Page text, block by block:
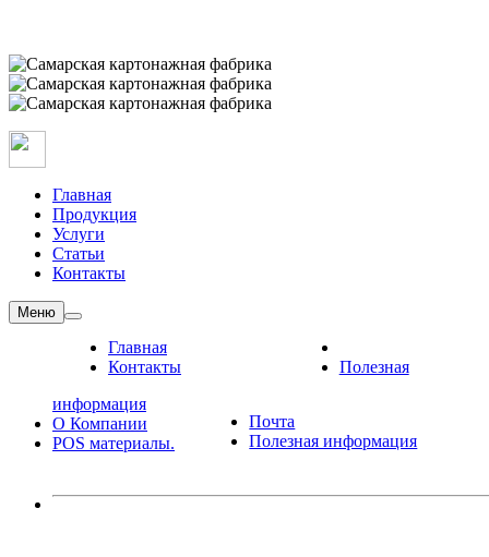
Главная
Продукция
Услуги
Статьи
Контакты
Меню
Главная
Контакты
Почта
Полезная информация
Полезная
информация
О Компании
POS материалы.